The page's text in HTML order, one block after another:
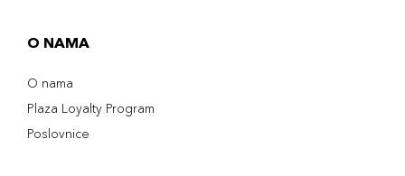
O NAMA
O nama
Plaza Loyalty Program
Poslovnice